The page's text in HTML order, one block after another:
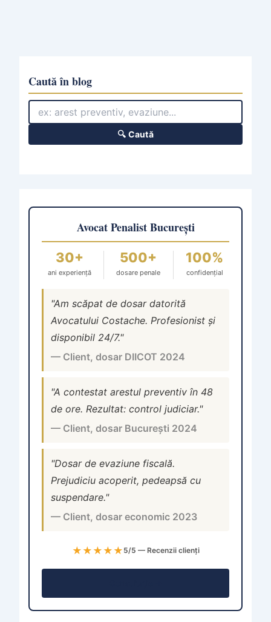
Caută în blog
🔍 Caută
Avocat Penalist București
30+
ani experiență
500+
dosare penale
100%
confidențial
"Am scăpat de dosar datorită
Avocatului Costache. Profesionist și
disponibil 24/7."
— Client, dosar DIICOT 2024
"A contestat arestul preventiv în 48
de ore. Rezultat: control judiciar."
— Client, dosar București 2024
"Dosar de evaziune fiscală.
Prejudiciu acoperit, pedeapsă cu
suspendare."
— Client, dosar economic 2023
★★★★★ 5/5 — Recenzii clienți